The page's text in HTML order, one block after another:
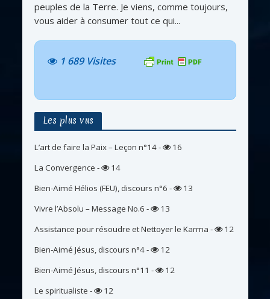
peuples de la Terre. Je viens, comme toujours,
vous aider à consumer tout ce qui...
1 689 Visites
Les plus vus
L’art de faire la Paix – Leçon n°14-
16
La Convergence -
14
Bien-Aimé Hélios (FEU), discours n°6 -
13
Vivre l’Absolu – Message No.6 -
13
Assistance pour résoudre et Nettoyer le Karma -
12
Bien-Aimé Jésus, discours n°4-
12
Bien-Aimé Jésus, discours n°11 -
12
Le spiritualiste -
12